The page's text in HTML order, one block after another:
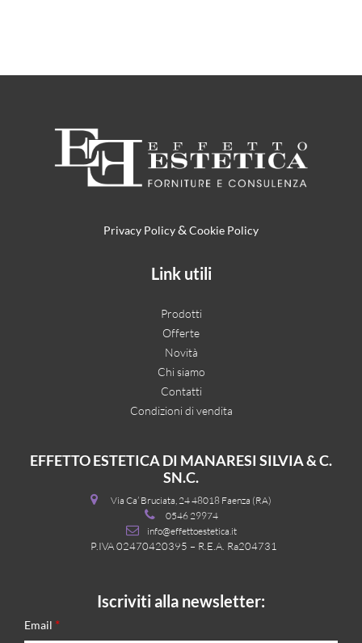
Privacy Policy& Cookie Policy
Link utili
Prodotti
Offerte
Novità
Chi siamo
Contatti
Condizioni di vendita
EFFETTO ESTETICA DI MANARESI SILVIA & C.
SN.C.
Via Ca’ Bruciata, 24 48018 Faenza (RA)
0546 29974
info@effettoestetica.it
P.IVA 02470420395 – R.E.A. Ra204731
Iscriviti alla newsletter:
Email *